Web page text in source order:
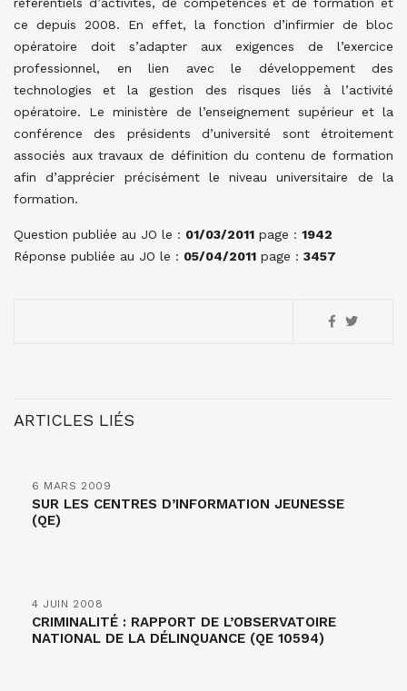
ce depuis 2008. En effet, la fonction d’infirmier de bloc
opératoire doit s’adapter aux exigences de l’exercice
professionnel, en lien avec le développement des
technologies et la gestion des risques liés à l’activité
opératoire. Le ministère de l’enseignement supérieur et la
conférence des présidents d’université sont étroitement
associés aux travaux de définition du contenu de formation
afin d’apprécier précisément le niveau universitaire de la
formation.
Question publiée au JO le : 01/03/2011 page : 1942
Réponse publiée au JO le : 05/04/2011 page : 3457
ARTICLES LIÉS
6 MARS 2009
SUR LES CENTRES D’INFORMATION JEUNESSE
(QE)
4 JUIN 2008
CRIMINALITÉ : RAPPORT DE L’OBSERVATOIRE
NATIONAL DE LA DÉLINQUANCE (QE 10594)